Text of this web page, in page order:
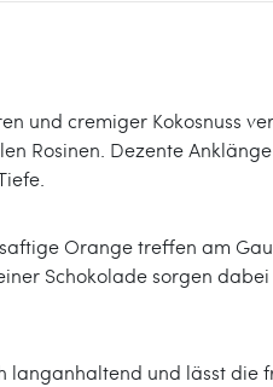
und cremiger Kokosnuss
Rosinen. Dezente
Orange treffen am
Schokolade sorgen
langanhaltend und lässt die